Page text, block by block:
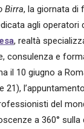
Birra, la giornata di
agli operatori
, realtà
consulenza e
il 10 giugno a
21),
del
a 360° sulla